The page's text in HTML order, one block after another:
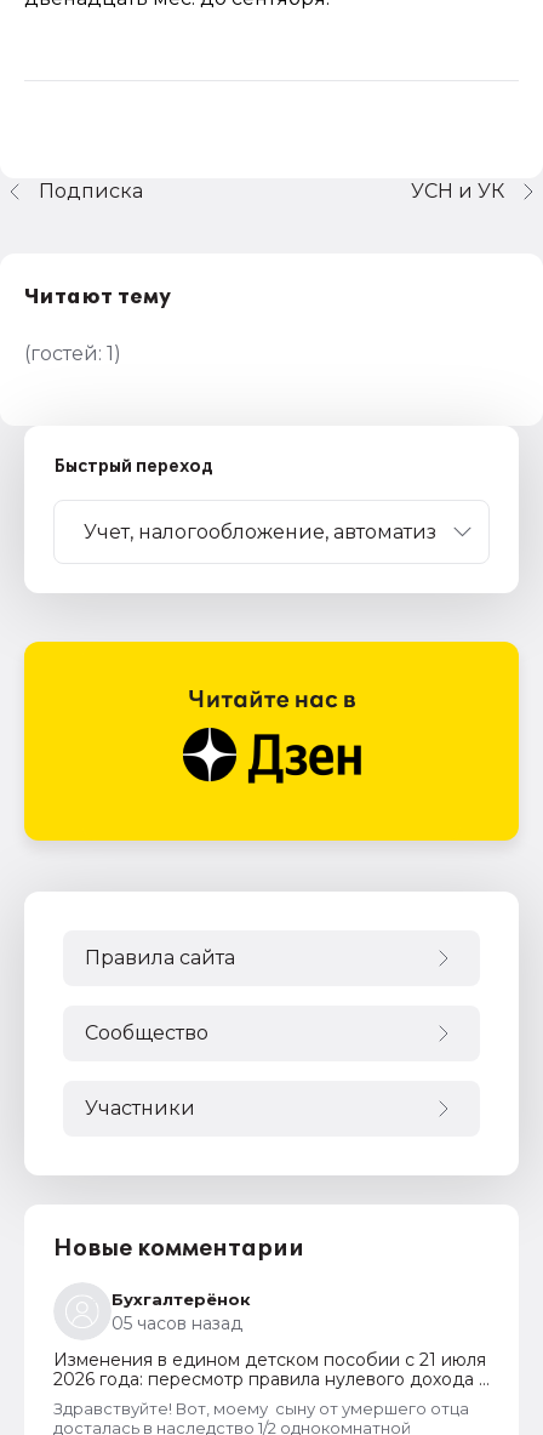
УСН и УК
Подписка
Читают тему
(гостей: 1)
Быстрый переход
Правила сайта
Сообщество
Участники
Новые комментарии
Бухгалтерёнок
05 часов назад
Изменения в едином детском пособии с 21 июля
2026 года: пересмотр правила нулевого дохода и
новый порядок оформления пособий по месту
пребывания
Здравствуйте! Вот, моему сыну от умершего отца
досталась в наследство 1/2 однокомнатной